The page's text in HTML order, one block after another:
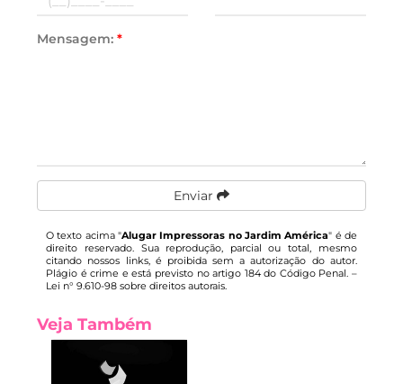
Mensagem:*
Enviar
O texto acima "Alugar Impressoras no Jardim América" é de
direito reservado. Sua reprodução, parcial ou total, mesmo
citando nossos links, é proibida sem a autorização do autor.
Plágio é crime e está previsto no artigo 184 do Código Penal. –
Lei n° 9.610-98 sobre direitos autorais.
Veja Também